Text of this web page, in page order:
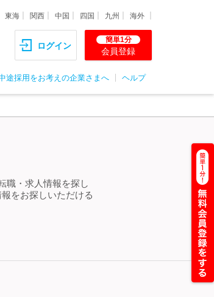
東海 関西 中国 四国 九州 海外
ログイン
簡単1分
会員登録
途採用をお考えの企業さまへ ヘルプ
職・求人情報を探し
をお探しいただける